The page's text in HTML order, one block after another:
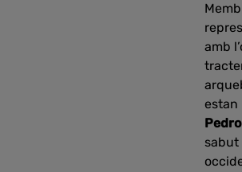
amb
estan
sabut